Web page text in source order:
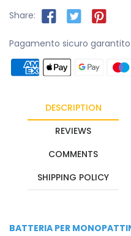
Share:
Pagamento sicuro garantito
DESCRIPTION
REVIEWS
COMMENTS
SHIPPING POLICY
BATTERIA PER